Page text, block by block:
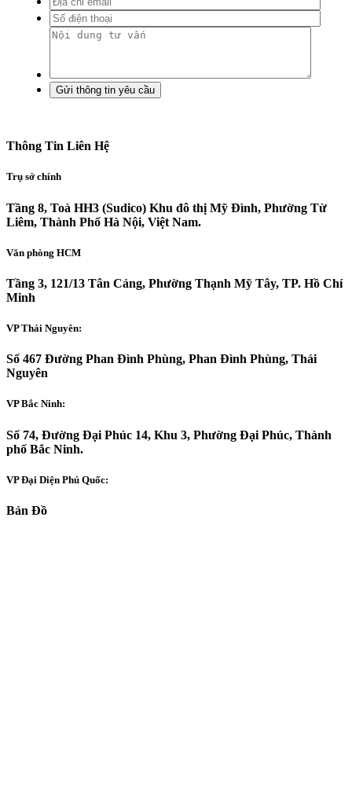
Thông Tin Liên Hệ
Trụ sở chính
Tầng 8, Toà HH3 (Sudico) Khu đô thị Mỹ Đình, Phường Từ
Liêm, Thành Phố Hà Nội, Việt Nam.
Văn phòng HCM
Tầng 3, 121/13 Tân Cảng, Phường Thạnh Mỹ Tây, TP. Hồ Chí
Minh
VP Thái Nguyên:
Số 467 Đường Phan Đình Phùng, Phan Đình Phùng, Thái
Nguyên
VP Bắc Ninh:
Số 74, Đường Đại Phúc 14, Khu 3, Phường Đại Phúc, Thành
phố Bắc Ninh.
VP Đại Diện Phú Quốc:
Bản Đồ